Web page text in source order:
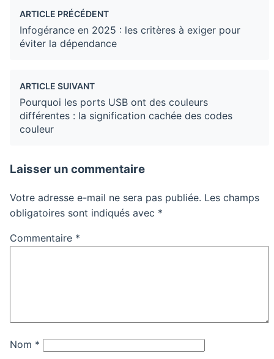
ARTICLE PRÉCÉDENT
Infogérance en 2025 : les critères à exiger pour
éviter la dépendance
ARTICLE SUIVANT
Pourquoi les ports USB ont des couleurs
différentes : la signification cachée des codes
couleur
Laisser un commentaire
Votre adresse e-mail ne sera pas publiée. Les champs
obligatoires sont indiqués avec *
Commentaire *
Nom *